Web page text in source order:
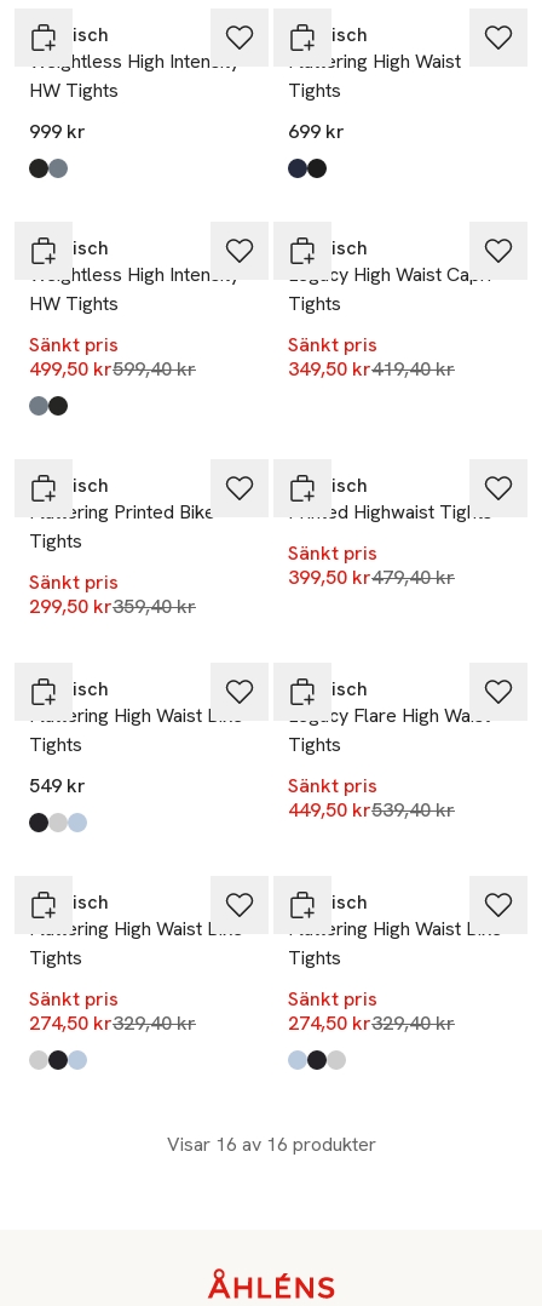
Röhnisch
Weightless High Intensity
HW Tights
999 kr
Produkten finns i färgerna:
Black
Stormy Sea
Röhnisch
Flattering High Waist
Tights
699 kr
Produkten finns i färgerna:
Indigo
Black
Röhnisch
Weightless High Intensity
HW Tights
Sänkt pris
499,50 krLägsta pris 30 dagar
599,40 kr
Produkten finns i färgerna:
Stormy Sea
Black
Röhnisch
Legacy High Waist Capri
Tights
Sänkt pris
349,50 krLägsta pris 30
419,40 kr
Röhnisch
Flattering Printed Bike
Tights
Sänkt pris
299,50 krLägsta pris 30 dagar
359,40 kr
Röhnisch
Printed Highwaist Tights
Sänkt pris
399,50 krLägsta pris 30
479,40 kr
Röhnisch
Flattering High Waist Bike
Tights
549 kr
Produkten finns i färgerna:
Black,
Fruit Dove
Chambray Blue
Röhnisch
Legacy Flare High Waist
Tights
Sänkt pris
449,50 krLägsta pris 30
539,40 kr
Röhnisch
Flattering High Waist Bike
Tights
Sänkt pris
274,50 krLägsta pris 30 dagar
329,40 kr
Produkten finns i färgerna:
Fruit Dove
Black,
Chambray Blue
Röhnisch
Flattering High Waist Bike
Tights
Sänkt pris
274,50 krLägsta pris 30
329,40 kr
Produkten finns i färgerna:
Chambray Blue
Black,
Fruit Dove
Visar 16 av 16 produkter